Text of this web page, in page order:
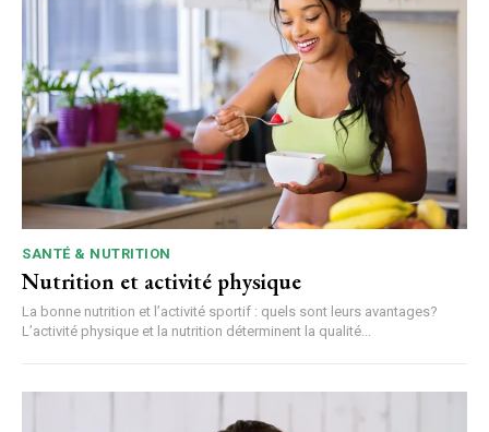
SANTÉ & NUTRITION
Nutrition et activité physique
La bonne nutrition et l’activité sportif : quels sont leurs avantages?
L’activité physique et la nutrition déterminent la qualité...